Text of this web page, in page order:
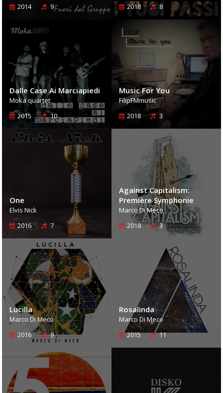
2014
9
2018
8
Dalle Case Ai Marciapiedi
Moka quartet
2015
10
Music For You
FilipFMmusic
2018
3
One
Elvis Nick
2016
7
Against Capitalism:
Première Symphonie
Marco Di Meco
2018
3
Lucilla
Marco Di Meco
2016
9
Rosalinda
Marco Di Meco
2015
11